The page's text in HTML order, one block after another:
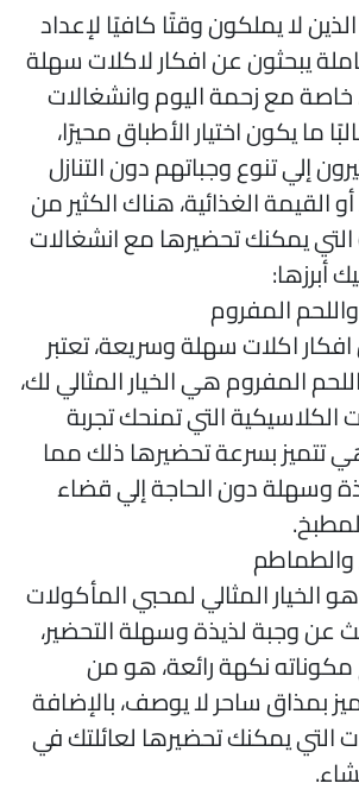
لا يملكون وقتًا كافيًا لإعداد
يبحثون عن افكار لاكلات سهلة
مع زحمة اليوم وانشغالات
ما يكون اختيار الأطباق محيرًا،
تنوع وجباتهم دون التنازل
الغذائية، هناك الكثير من
يمكنك تحضيرها مع انشغالات
المفروم
اكلات سهلة وسريعة، تعتبر
المفروم هي الخيار المثالي لك،
التي تمنحك تجربة
بسرعة تحضيرها ذلك مما
دون الحاجة إلي قضاء
المثالي لمحبي المأكولات
وجبة لذيذة وسهلة التحضير،
نكهة رائعة، هو من
بمذاق ساحر لا يوصف، بالإضافة
يمكنك تحضيرها لعائلتك في